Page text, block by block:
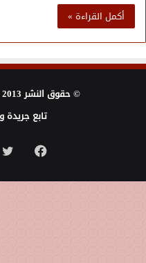
أكمل القراءة »
© حقوق النشر 2013 ، الحقوق محفوظة |
تابع
فيسبوك